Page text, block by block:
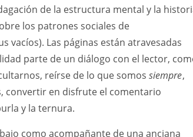
de la estructura mental y la
los patrones sociales de
vacíos). Las páginas están atravesadas
parte de un diálogo con el lector,
reírse de lo que somos siempre,
convertir en disfrute el comentario
y la ternura.
como acompañante de una anciana